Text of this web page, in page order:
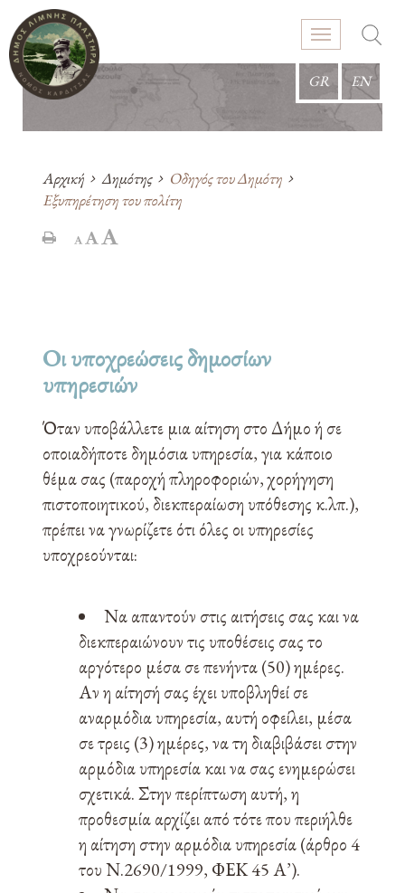
GR EN
Αρχική Δημότης
Οδηγός του Δημότη
Εξυπηρέτηση του πολίτη
Οι υποχρεώσεις δημοσίων
υπηρεσιών
Όταν υποβάλλετε μια αίτηση στο Δήμο ή σε
οποιαδήποτε δημόσια υπηρεσία, για κάποιο
θέμα σας (παροχή πληροφοριών, χορήγηση
πιστοποιητικού, διεκπεραίωση υπόθεσης κ.λπ.),
πρέπει να γνωρίζετε ότι όλες οι υπηρεσίες
υποχρεούνται:
Να απαντούν στις αιτήσεις σας και να
διεκπεραιώνουν τις υποθέσεις σας το
αργότερο μέσα σε πενήντα (50) ημέρες.
Αν η αίτησή σας έχει υποβληθεί σε
αναρμόδια υπηρεσία, αυτή οφείλει, μέσα
σε τρεις (3) ημέρες, να τη διαβιβάσει στην
αρμόδια υπηρεσία και να σας ενημερώσει
σχετικά. Στην περίπτωση αυτή, η
προθεσμία αρχίζει από τότε που περιήλθε
η αίτηση στην αρμόδια υπηρεσία (άρθρο 4
του Ν.2690/1999, ΦΕΚ 45 Α’).